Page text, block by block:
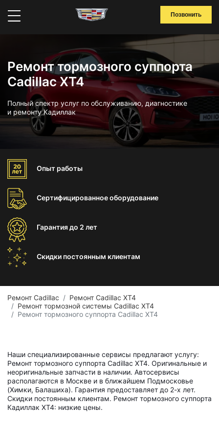
Позвонить
Ремонт тормозного суппорта
Cadillac XT4
Полный спектр услуг по обслуживанию, диагностике
и ремонту Кадиллак
Опыт работы
Сертифицированноеоборудование
Гарантиядо 2 лет
Скидки постоянным клиентам
Ремонт Cadillac
Ремонт Cadillac XT4
Ремонт тормозной системы Cadillac XT4
Ремонт тормозного суппорта Cadillac XT4
Наши специализированные сервисы предлагают услугу:
Ремонт тормозного суппорта Cadillac XT4. Оригинальные и
неоригинальные запчасти в наличии. Автосервисы
располагаются в Москве и в ближайшем Подмосковье
(Химки, Балашиха). Гарантия предоставляет до 2-х лет.
Скидки постоянным клиентам. Ремонт тормозного суппорта
Кадиллак ХТ4: низкие цены.